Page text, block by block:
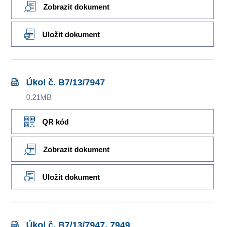
Zobrazit dokument
Uložit dokument
Úkol č. B7/13/7947
0.21MB
QR kód
Zobrazit dokument
Uložit dokument
Úkol č. B7/13/7947, 7949